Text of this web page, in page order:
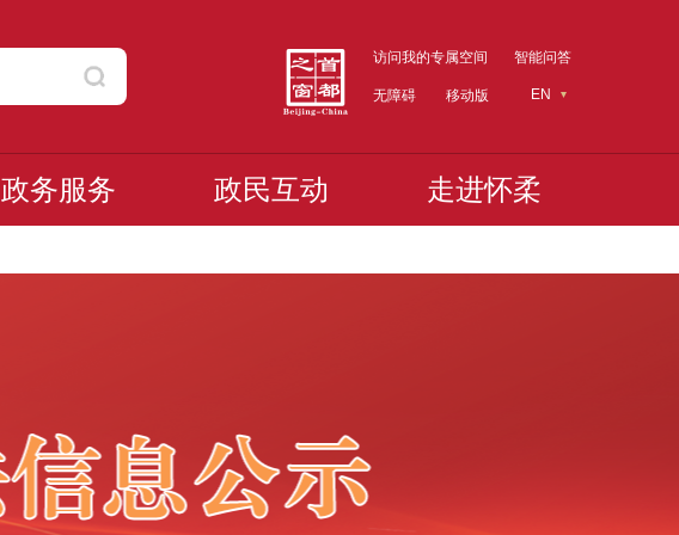
访问我的专属空间 智能问答
无障碍 移动版 EN
政务服务 政民互动 走进怀柔